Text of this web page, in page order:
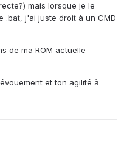
mais lorsque je le
.bat, j'ai juste droit à un CMD
de ma ROM actuelle
et ton agilité à